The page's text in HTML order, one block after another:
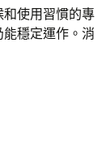
使用習慣的專
穩定運作。消